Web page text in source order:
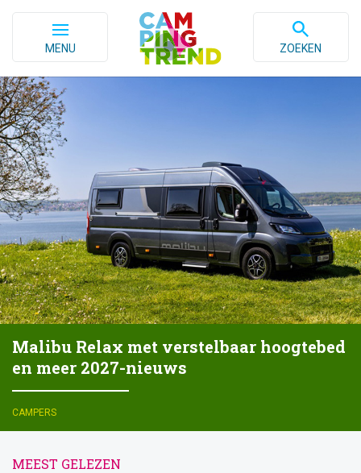
MENU ZOEKEN
Malibu Relax met verstelbaar hoogtebed
en meer 2027-nieuws
CAMPERS
MEEST GELEZEN